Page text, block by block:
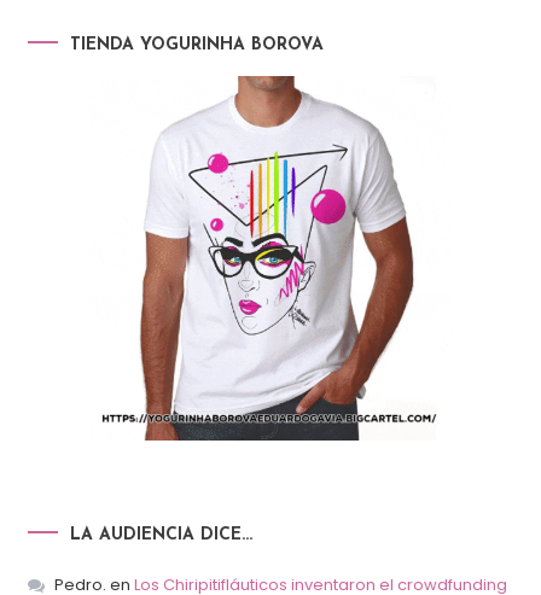
TIENDA YOGURINHA BOROVA
LA AUDIENCIA DICE…
Pedro. en Los Chiripitifláuticos inventaron el crowdfunding